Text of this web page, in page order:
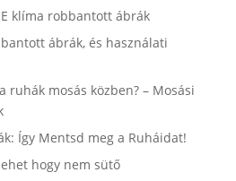
klíma robbantott ábrák
ábrák, és használati
mosás közben? – Mosási
Így Mentsd meg a Ruháidat!
hogy nem sütő